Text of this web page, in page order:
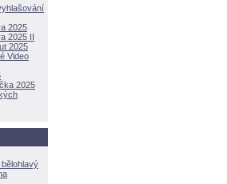
2025
2025 II
2025
Video
2025